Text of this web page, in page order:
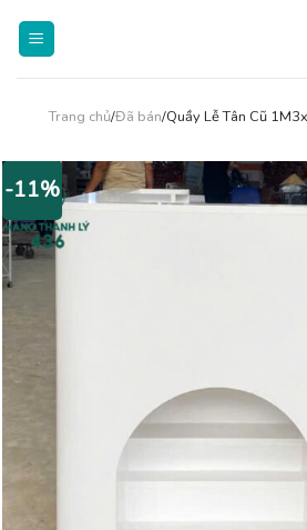
Trang chủ/Đã bán/Quầy Lễ Tân Cũ
-11%